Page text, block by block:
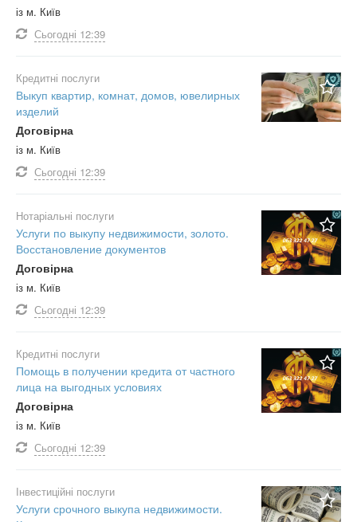
із м. Київ
Сьогодні 12:39
Кредитні послуги
Выкуп квартир, комнат, домов, ювелирных
изделий
Договірна
із м. Київ
Сьогодні 12:39
Нотаріальні послуги
Услуги по выкупу недвижимости, золото.
Восстановление документов
Договірна
із м. Київ
Сьогодні 12:39
Кредитні послуги
Помощь в получении кредита от частного
лица на выгодных условиях
Договірна
із м. Київ
Сьогодні 12:39
Інвестиційні послуги
Услуги срочного выкупа недвижимости.